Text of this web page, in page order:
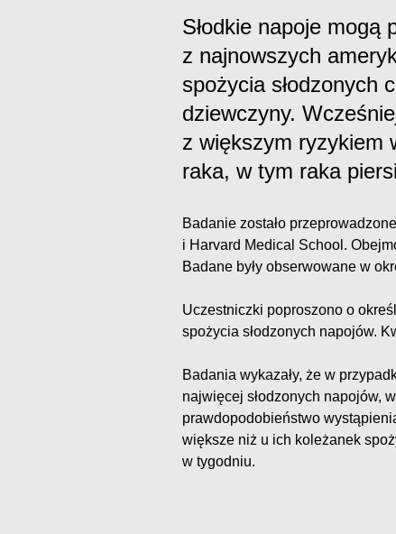
Słodkie napoje mogą
z najnowszych
spożycia słodzonych
dziewczyny.
z większym ryzykiem
raka, w tym raka
Badanie zostało
i Harvard Medical School.
Badane były obserwowane w
Uczestniczki poproszono o
spożycia słodzonych napojów.
Badania wykazały, że w
najwięcej słodzonych napojów,
prawdopodobieństwo
większe niż u ich koleżanek
w tygodniu.